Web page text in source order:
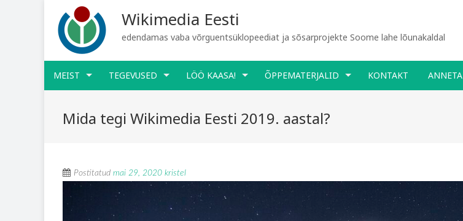
Wikimedia Eesti
edendamas vaba võrguentsüklopeediat ja sõsarprojekte Soome lahe lõunakaldal
MEIST TEGEVUSED LÖÖ KAASA! ÕPPEMATERJALID KONTAKT ANNETA
Mida tegi Wikimedia Eesti 2019. aastal?
Postitatud mai 29, 2020 kristel